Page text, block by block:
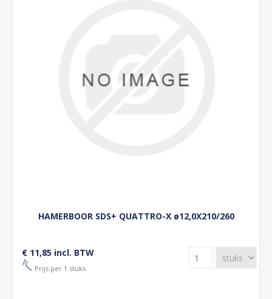
HAMERBOOR SDS+ QUATTRO-X ø12,0X210/260
€ 11,85 incl. BTW
Prijs per 1 stuks